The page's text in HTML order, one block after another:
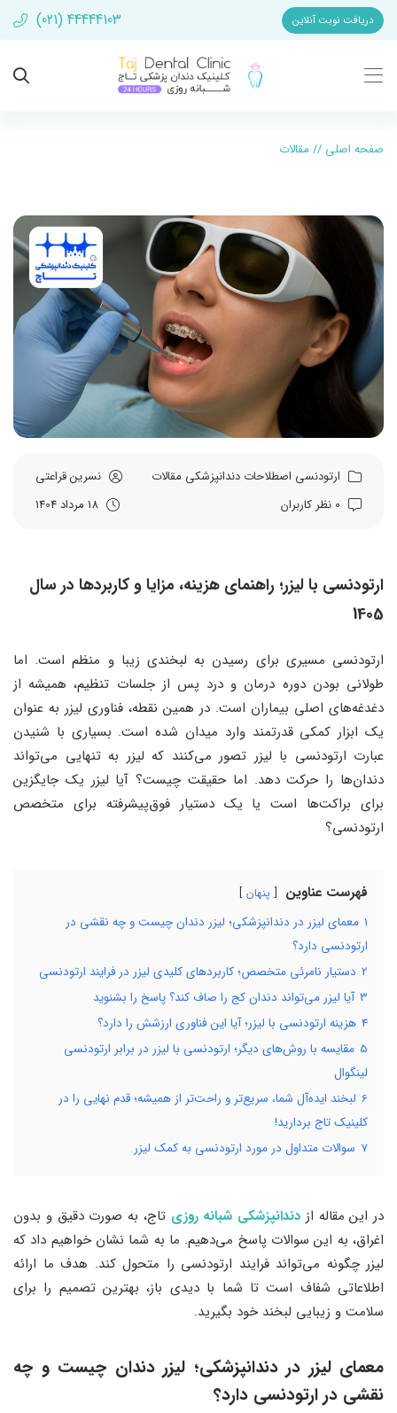
دریافت نوبت آنلاین (021) 44444103
صفحه اصلی // مقالات
ارتودنسی اصطلاحات دندانپزشکی مقالات
نسرین قراعتی
ارتودنسی با لیزر؛ راهنمای هزینه، مزایا و کاربردها در سال
1405
ارتودنسی مسیری برای رسیدن به لبخندی زیبا و منظم است. اما
طولانی بودن دوره درمان و درد پس از جلسات تنظیم، همیشه از
دغدغه‌های اصلی بیماران است. در همین نقطه، فناوری لیزر به عنوان
یک ابزار کمکی قدرتمند وارد میدان شده است. بسیاری با شنیدن
عبارت ارتودنسی با لیزر تصور می‌کنند که لیزر به تنهایی می‌تواند
دندان‌ها را حرکت دهد. اما حقیقت چیست؟ آیا لیزر یک جایگزین
برای براکت‌ها است یا یک دستیار فوق‌پیشرفته برای متخصص
ارتودنسی؟
فهرست عناوین پنهان
1 معمای لیزر در دندانپزشکی؛ لیزر دندان چیست و چه نقشی در
ارتودنسی دارد؟
2 دستیار نامرئی متخصص؛ کاربردهای کلیدی لیزر در فرایند ارتودنسی
3 آیا لیزر می‌تواند دندان کج را صاف کند؟ پاسخ را بشنوید
4 هزینه ارتودنسی با لیزر؛ آیا این فناوری ارزشش را دارد؟
5 مقایسه با روش‌های دیگر؛ ارتودنسی با لیزر در برابر ارتودنسی
لینگوال
6 لبخند ایده‌آل شما، سریع‌تر و راحت‌تر از همیشه؛ قدم نهایی را در
کلینیک تاج بردارید!
7 سوالات متداول در مورد ارتودنسی به کمک لیزر
در این مقاله از دندانپزشکی شبانه روزی تاج، به صورت دقیق و بدون
اغراق، به این سوالات پاسخ می‌دهیم. ما به شما نشان خواهیم داد که
لیزر چگونه می‌تواند فرایند ارتودنسی را متحول کند. هدف ما ارائه
اطلاعاتی شفاف است تا شما با دیدی باز، بهترین تصمیم را برای
سلامت و زیبایی لبخند خود بگیرید.
معمای لیزر در دندانپزشکی؛ لیزر دندان چیست و چه
نقشی در ارتودنسی دارد؟